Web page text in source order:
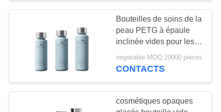
CONTRÔLE
QUALITÉ
CONTACTEZ-
NOUS
bouteilles vides de
vernis à ongles
36
Bouteilles de soins de la
peau PETG à épaule
inclinée vides pour les
marques haut de gamme
avec impression CMYK
negotiable MOQ:20000 pièces
CONTACTS
cosmétiques opaques